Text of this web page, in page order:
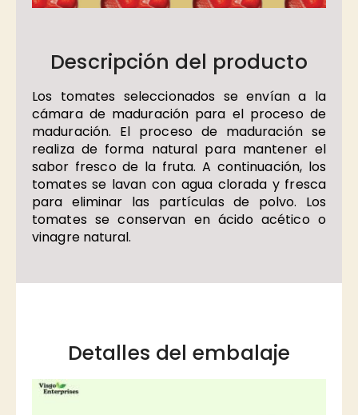
Descripción del producto
Los tomates seleccionados se envían a la
cámara de maduración para el proceso de
maduración. El proceso de maduración se
realiza de forma natural para mantener el
sabor fresco de la fruta. A continuación, los
tomates se lavan con agua clorada y fresca
para eliminar las partículas de polvo. Los
tomates se conservan en ácido acético o
vinagre natural.
Detalles del embalaje